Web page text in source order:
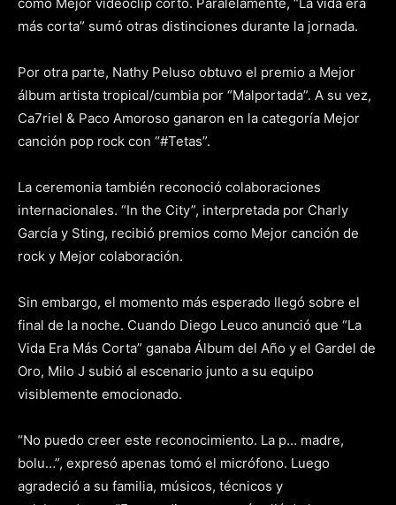
más corta” sumó otras distinciones durante la jornada.
Por otra parte, Nathy Peluso obtuvo el premio a Mejor
álbum artista tropical/cumbia por “Malportada”. A su vez,
Ca7riel & Paco Amoroso ganaron en la categoría Mejor
canción pop rock con “#Tetas”.
La ceremonia también reconoció colaboraciones
internacionales. “In the City”, interpretada por Charly
García y Sting, recibió premios como Mejor canción de
rock y Mejor colaboración.
Sin embargo, el momento más esperado llegó sobre el
final de la noche. Cuando Diego Leuco anunció que “La
Vida Era Más Corta” ganaba Álbum del Año y el Gardel de
Oro, Milo J subió al escenario junto a su equipo
visiblemente emocionado.
“No puedo creer este reconocimiento. La p… madre,
bolu…”, expresó apenas tomó el micrófono. Luego
agradeció a su familia, músicos, técnicos y